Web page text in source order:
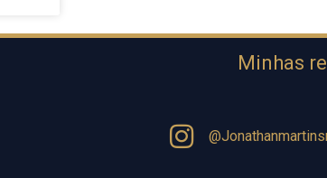
Minhas